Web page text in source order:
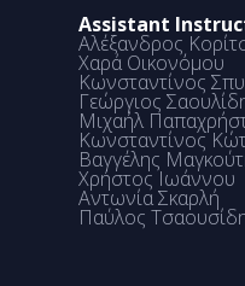
Assistant
Αλέξανδρος
Χαρά Οικονόμου
Κωνσταντίνος
Γεώργιος
Μιχαήλ
Κωνσταντίνος
Βαγγέλης
Χρήστος Ιωάννου
Αντωνία Σκαρλή
Παύλος